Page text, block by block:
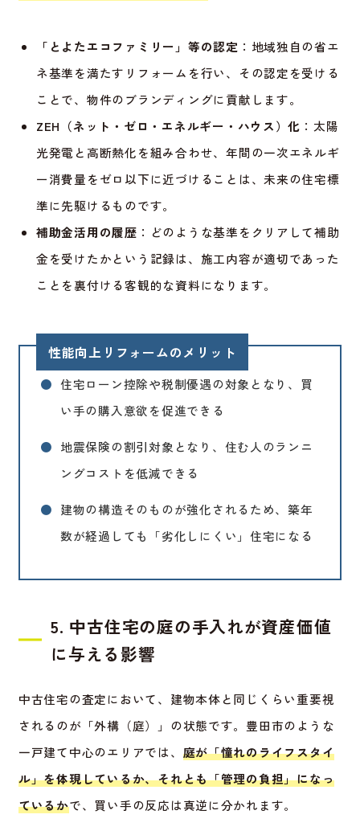
「とよたエコファミリー」等の認定 ：地域独自の省エ
ネ基準を満たすリフォームを行い、その認定を受ける
ことで、物件のブランディングに貢献します。
ZEH（ネット・ゼロ・エネルギー・ハウス）化 ：太陽
光発電と高断熱化を組み合わせ、年間の一次エネルギ
ー消費量をゼロ以下に近づけることは、未来の住宅標
準に先駆けるものです。
補助金活用の履歴 ：どのような基準をクリアして補助
金を受けたかという記録は、施工内容が適切であった
ことを裏付ける客観的な資料になります。
性能向上リフォームのメリット
● 住宅ローン控除や税制優遇の対象となり、買
い手の購入意欲を促進できる
● 地震保険の割引対象となり、住む人のランニ
ングコストを低減できる
● 建物の構造そのものが強化されるため、築年
数が経過しても「劣化しにくい」住宅になる
5. 中古住宅の庭の手入れが資産価値
に与える影響
中古住宅の査定において、建物本体と同じくらい重要視
されるのが「外構（庭）」の状態です。豊田市のような
一戸建て中心のエリアでは、 庭が「憧れのライフスタイ
ル」を体現しているか、それとも「管理の負担」になっ
ているかで、買い手の反応は真逆に分かれます。